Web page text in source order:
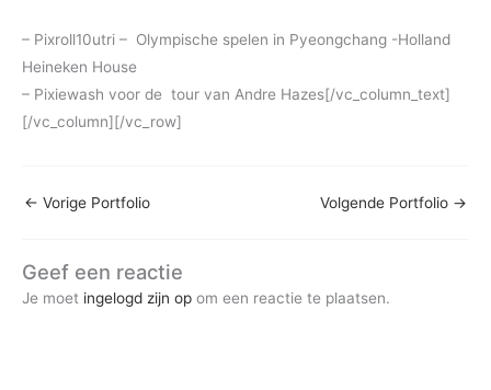
– Pixroll10utri – Olympische spelen in Pyeongchang -Holland
Heineken House
– Pixiewash voor de tour van Andre Hazes[/vc_column_text]
[/vc_column][/vc_row]
← Vorige Portfolio Volgende Portfolio →
Geef een reactie
Je moet ingelogd zijn op om een reactie te plaatsen.